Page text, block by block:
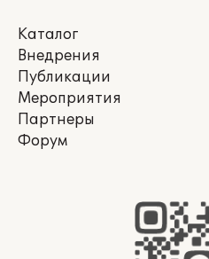
Каталог
Внедрения
Публикации
Мероприятия
Партнеры
Форум